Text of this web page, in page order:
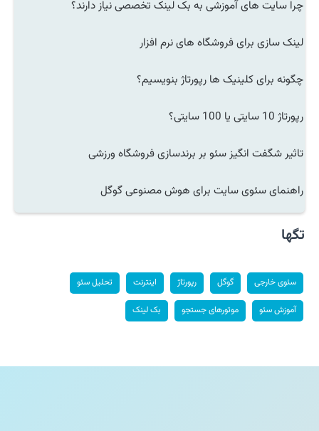
چرا سایت های آموزشی به بک لینک تخصصی نیاز دارند؟
لینک سازی برای فروشگاه های نرم افزار
چگونه برای کلینیک ها رپورتاژ بنویسیم؟
رپورتاژ 10 سایتی یا 100 سایتی؟
تاثیر شگفت انگیز سئو بر برندسازی فروشگاه ورزشی
راهنمای سئوی سایت برای هوش مصنوعی گوگل
تگها
سئوی خارجی گوگل رپورتاژ اینترنت تحلیل سئو
آموزش سئو موتورهای جستجو بک لینک